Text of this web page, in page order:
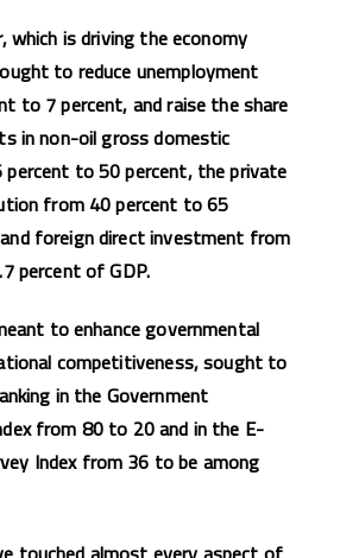
which is driving the economy
to reduce unemployment
to 7 percent, and raise the share
in non-oil gross domestic
to 50 percent, the private
from 40 percent to 65
foreign direct investment from
percent of GDP.
to enhance governmental
competitiveness, sought to
in the Government
from 80 to 20 and in the E-
Index from 36 to be among